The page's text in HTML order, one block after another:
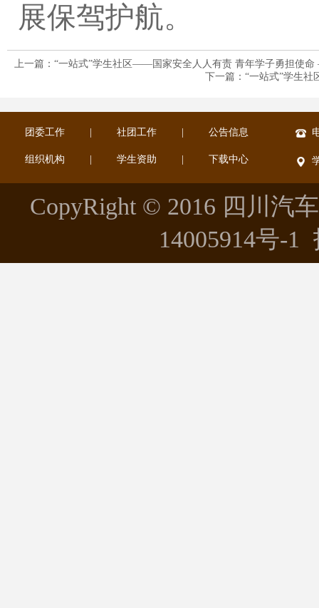
展保驾护航。
上一篇：“一站式”学生社区——国家安全人人有责 青年学子勇担使
下一篇：“一站式”学生
团委工作 | 社团工作 | 公告信息
组织机构 | 学生资助 | 下载中心
CopyRight © 2016 四川汽
14005914号-1